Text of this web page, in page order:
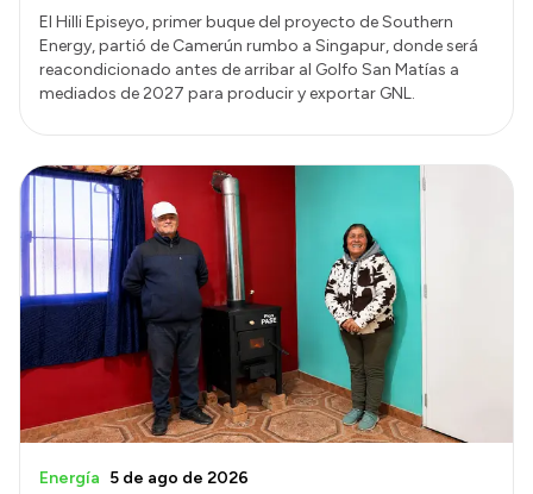
El Hilli Episeyo, primer buque del proyecto de Southern
Energy, partió de Camerún rumbo a Singapur, donde será
reacondicionado antes de arribar al Golfo San Matías a
mediados de 2027 para producir y exportar GNL.
Energía 5 de ago de 2026